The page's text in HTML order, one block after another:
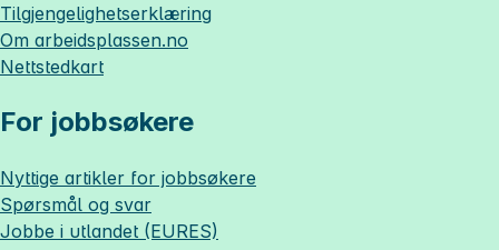
Tilgjengelighetserklæring
Om arbeidsplassen.no
Nettstedkart
For jobbsøkere
Nyttige artikler for jobbsøkere
Spørsmål og svar
Jobbe i utlandet (EURES)